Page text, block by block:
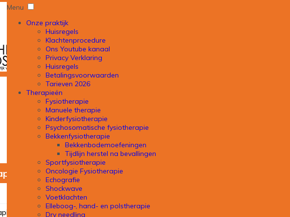
Menu
Onze praktijk
Huisregels
Klachtenprocedure
Ons Youtube kanaal
Privacy Verklaring
Huisregels
Betalingsvoorwaarden
Tarieven 2026
Therapieën
Fysiotherapie
Manuele therapie
Kinderfysiotherapie
Psychosomatische fysiotherapie
Bekkenfysiotherapie
Bekkenbodemoefeningen
Tijdlijn herstel na bevallingen
Sportfysiotherapie
Oncologie Fysiotherapie
Echografie
Shockwave
Voetklachten
Elleboog-, hand- en polstherapie
Dry needling
Dry Needling is een behandelmethode waarbij er met een